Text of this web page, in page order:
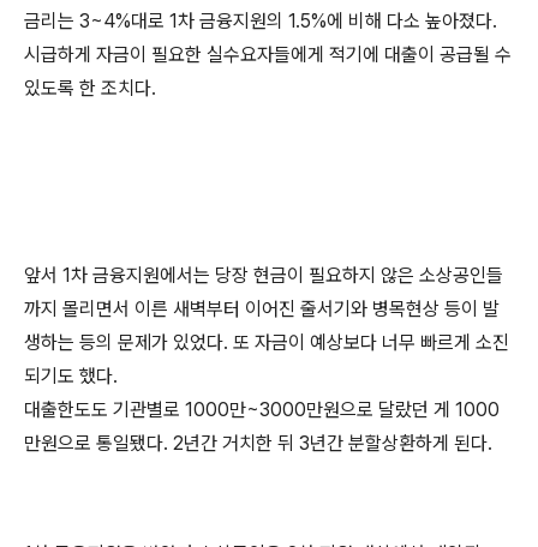
금리는 3~4%대로 1차 금융지원의 1.5%에 비해 다소 높아졌다.
시급하게 자금이 필요한 실수요자들에게 적기에 대출이 공급될 수
있도록 한 조치다.
앞서 1차 금융지원에서는 당장 현금이 필요하지 않은 소상공인들
까지 몰리면서 이른 새벽부터 이어진 줄서기와 병목현상 등이 발
생하는 등의 문제가 있었다. 또 자금이 예상보다 너무 빠르게 소진
되기도 했다.
대출한도도 기관별로 1000만~3000만원으로 달랐던 게 1000
만원으로 통일됐다. 2년간 거치한 뒤 3년간 분할상환하게 된다.